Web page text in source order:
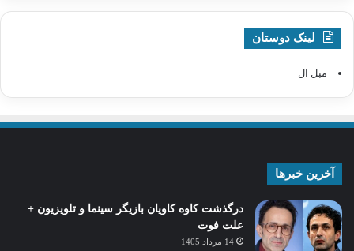
لینک دوستان
مبل ال
آخرین خبرها
درگذشت کاوه کاویان بازیگر سینما و تلویزیون +
علت فوت
14 مرداد 1405